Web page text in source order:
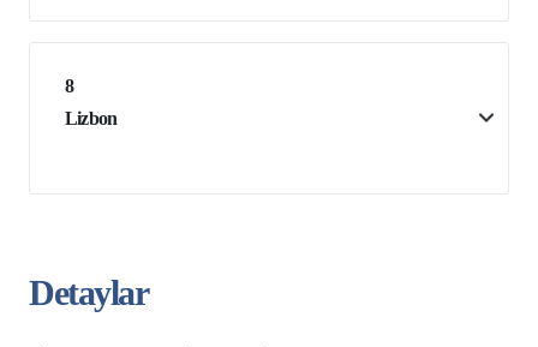
8
Lizbon
Detaylar